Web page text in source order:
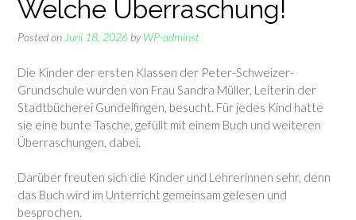
Welche Überraschung!
Posted on Juni 18, 2026 byWP-adminst
Die Kinder der ersten Klassen der Peter-Schweizer-
Grundschule wurden von Frau Sandra Müller, Leiterin der
Stadtbücherei Gundelfingen, besucht. Für jedes Kind hatte
sie eine bunte Tasche, gefüllt mit einem Buch und weiteren
Überraschungen, dabei.
Darüber freuten sich die Kinder und Lehrerinnen sehr, denn
das Buch wird im Unterricht gemeinsam gelesen und
besprochen.